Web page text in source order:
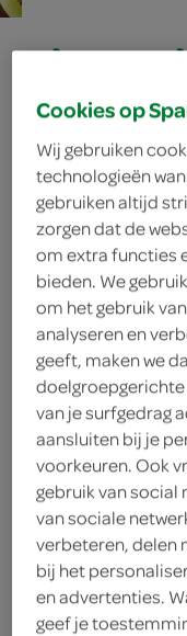
met
ingrediënten
2 eetlepels honing
2 kiwi's
zakje vanillesuiker
125 milliliter
100 gram pure
1 eetlepel maizena
200 gram witte
Cookies op
Wij gebruiken
technologieën
gebruiken altijd
zorgen dat de
om extra functies
bieden. We
om het gebruik
analyseren en
geeft, maken we
doelgroepgerichte
van je surfgedrag
aansluiten bij je
voorkeuren. Ook
gebruik van
van sociale
verbeteren, delen
bij het
en advertenties.
geef je